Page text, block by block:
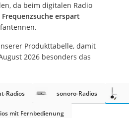
da beim digitalen Radio
erspart
Produkttabelle, damit
2026 besonders das
Radios sonoro-Radios
mit Fernbedienung